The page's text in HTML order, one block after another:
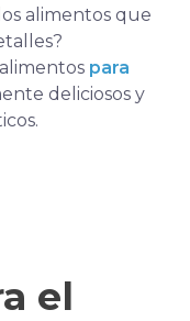
alimentos que
para
deliciosos y
el